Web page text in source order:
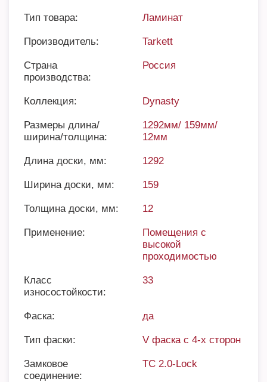
Тип товара: Ламинат
Производитель: Tarkett
Страна
производства:
Россия
Коллекция: Dynasty
Размеры длина/
ширина/толщина:
1292мм/ 159мм/
12мм
Длина доски, мм: 1292
Ширина доски, мм: 159
Толщина доски, мм: 12
Применение:
Помещения с
высокой
проходимостью
Класс
износостойкости:
33
Фаска: да
Тип фаски: V фаска с 4-х сторон
Замковое
соединение:
TC 2.0-Lock